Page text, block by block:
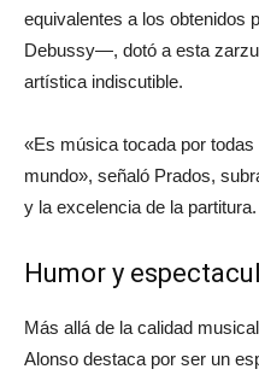
equivalentes a los obtenidos
Debussy—, dotó a esta
artística indiscutible.
«Es música tocada por
mundo», señaló Prados,
y la excelencia de la partitura.
Humor y
Más allá de la calidad
Alonso destaca por ser un